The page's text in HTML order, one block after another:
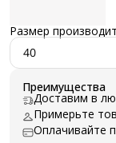
Размер
40
Преимущества
Доставим в
Примерьте
Оплачивайте